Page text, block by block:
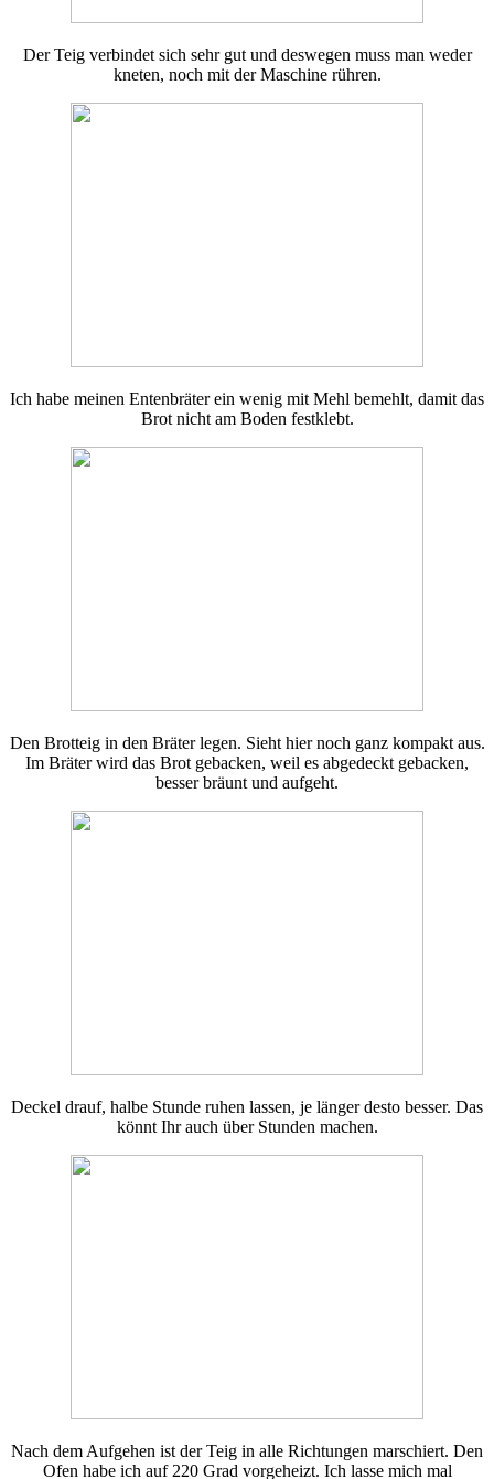
Der Teig verbindet sich sehr gut und deswegen muss man weder
kneten, noch mit der Maschine rühren.
Ich habe meinen Entenbräter ein wenig mit Mehl bemehlt, damit das
Brot nicht am Boden festklebt.
Den Brotteig in den Bräter legen. Sieht hier noch ganz kompakt aus.
Im Bräter wird das Brot gebacken, weil es abgedeckt gebacken,
besser bräunt und aufgeht.
Deckel drauf, halbe Stunde ruhen lassen, je länger desto besser. Das
könnt Ihr auch über Stunden machen.
Nach dem Aufgehen ist der Teig in alle Richtungen marschiert. Den
Ofen habe ich auf 220 Grad vorgeheizt. Ich lasse mich mal